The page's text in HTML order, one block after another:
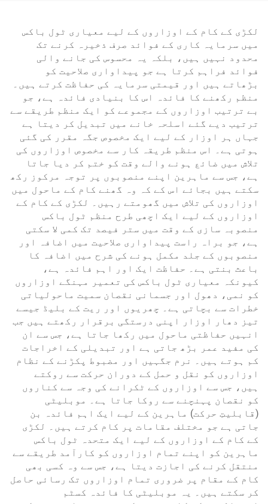
لکڑی کے کام کے اوزاروں کے لیے معیاری ٹول باکس
میں سرمایہ کاری کے فوائد صرف ذخیرہ کرنے تک
محدود نہیں ہیں، بلکہ یہ محسوس کی جانے والی
فوائد فراہم کرتا ہے جو پیداواری صلاحیت کو
بڑھاتے ہیں اور قیمتی سرمایہ کی حفاظت کرتے ہیں۔
منظم رکھنے کا فائدہ اس کا بنیادی فائدہ ہے، جو
بے ترتیب اوزاروں کے مجموعے کو ایک منظم طریقے سے
ترتیب دیے گئے اسلحہ خانے میں تبدیل کر دیتا ہے
جہاں ہر اوزار کے لیے ایک مخصوص جگہ مقرر کی گئی
ہوتی ہے۔ اس منظم طریقہ کار سے مخصوص اوزاروں کی
تلاش میں ضائع ہونے والے وقت کو ختم کر دیا جاتا
ہے، جس سے ماہرین اپنے منصوبوں پر توجہ مرکوز رکھ
سکتے ہیں بجائے اس کے کہ وہ گھنے کام کے ماحول میں
اوزاروں کی تلاش میں گھومتے رہیں۔ لکڑی کے کام کے
اوزاروں کے لیے ایک اچھی طرح منظم ٹول باکس
منصوبہ سازی کے وقت میں ستر فیصد تک کمی لا سکتی
ہے، جو براہ راست پیداواری صلاحیت میں اضافہ اور
منصوبوں کے جلد مکمل ہونے کی شرح میں اضافہ کا
باعث بنتی ہے۔ حفاظت ایک اور اہم فائدہ ہے،
کیونکہ معیاری ٹول باکس کی تعمیر مہنگے اوزاروں
کو نمی، دھول اور جسمانی نقصان سمیت ماحولیاتی
خطرات سے بچاتی ہے۔ چھریوں اور ریت کے بلیڈ جیسے
تیز دھار اوزار اپنی درستگی برقرار رکھتے ہیں جب
انہیں حفاظتی ماحول میں رکھا جاتا ہے، جس سے ان
کی مفید عمر بڑھ جاتی ہے اور تبدیلی کے اخراجات
کم ہوتے ہیں۔ نرم جگہیں اور مضبوط پکڑنے کے نظام
اوزاروں کو نقل و حمل کے دوران حرکت سے روکتے
ہیں، جس سے اوزاروں کے ٹکرانے کی وجہ سے کناروں
کو نقصان پہنچنے سے روکا جاتا ہے۔ موبلیٹی
(قابلیتِ حرکت) ماہرین کے لیے ایک اہم فائدہ بن
جاتی ہے جو مختلف مقامات پر کام کرتے ہیں۔ لکڑی
کے کام کے اوزاروں کے لیے ایک متحدہ ٹول باکس
ماہرین کو اپنے تمام اوزاروں کو کارآمد طریقے سے
منتقل کرنے کی اجازت دیتا ہے، جس سے وہ کسی بھی
کام کے مقام پر ضروری تمام اوزاروں تک رسائی حاصل
کر سکتے ہیں۔ یہ موبلیٹی کا فائدہ کسٹم